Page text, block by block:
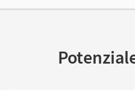
Unterrichtsmanager 90 Tage